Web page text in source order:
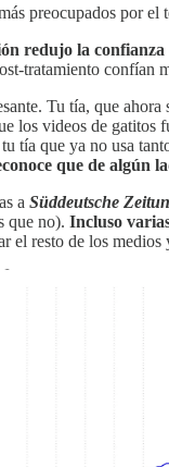
preocupados por
redujo la confianza
tratamiento confían
Tu tía, que
los videos de
tía que ya no usa
que de algún
a Süddeutsche
que no). Incluso
el resto de los